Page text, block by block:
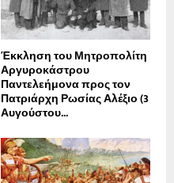
Έκκληση του Μητροπολίτη
Αργυροκάστρου
Παντελεήμονα προς τον
Πατριάρχη Ρωσίας Αλέξιο (3
Αυγούστου...